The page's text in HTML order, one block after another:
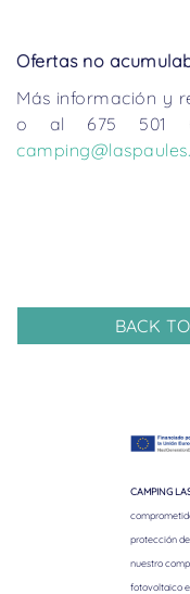
Ofertas no
Más información y
o al 675 501
BACK
CAMPING
protección
nuestro
fotovoltaico